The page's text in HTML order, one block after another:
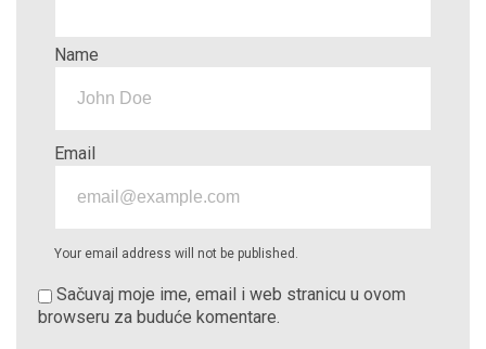
Name
Email
Your email address will not be published.
Sačuvaj moje ime, email i web stranicu u ovom
browseru za buduće komentare.